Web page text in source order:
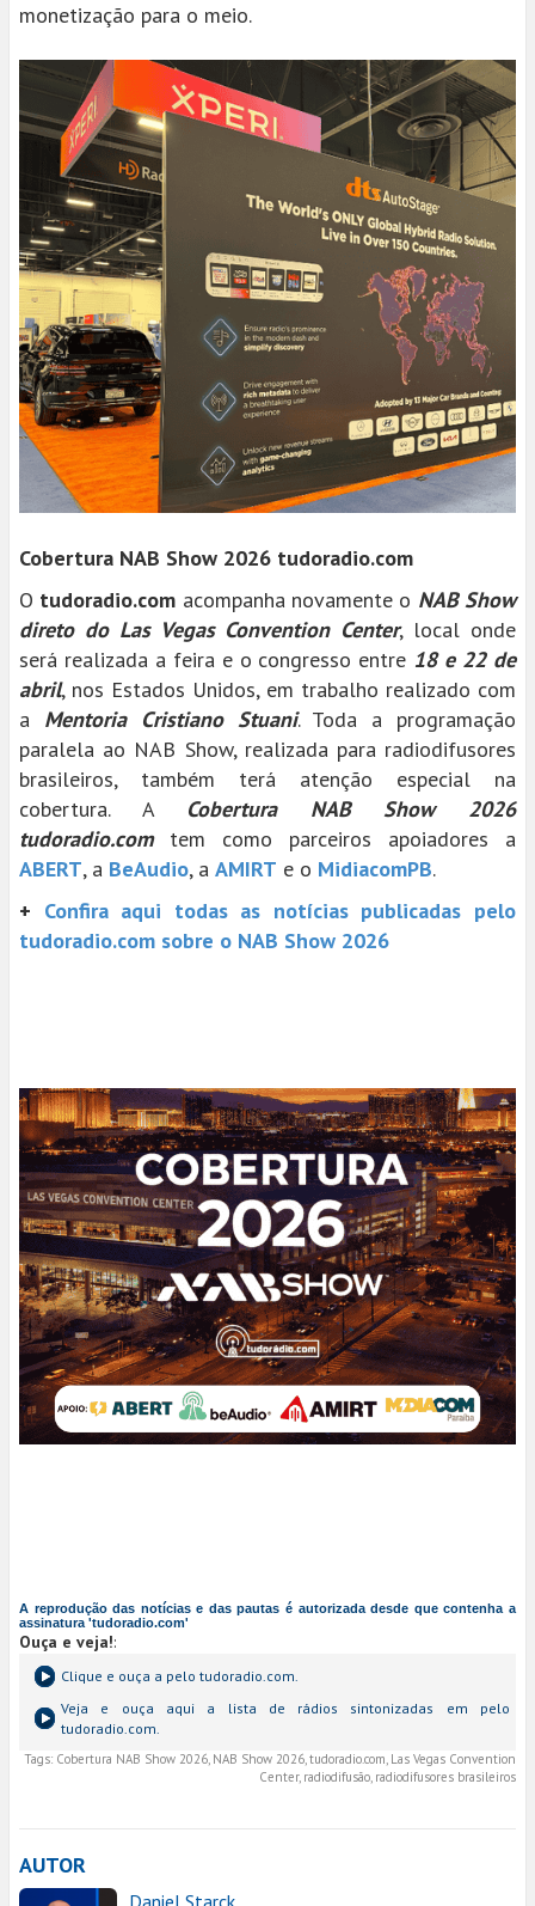
monetização para o meio.
Cobertura NAB Show 2026 tudoradio.com
O tudoradio.com acompanha novamente o NAB Show
direto do Las Vegas Convention Center, local onde
será realizada a feira e o congresso entre 18 e 22 de
abril, nos Estados Unidos, em trabalho realizado com
a Mentoria Cristiano Stuani. Toda a programação
paralela ao NAB Show, realizada para radiodifusores
brasileiros, também terá atenção especial na
cobertura. A Cobertura NAB Show 2026
tudoradio.comtem como parceiros apoiadores a
ABERT, a BeAudio, a AMIRT e o MidiacomPB.
+ Confira aqui todas as notícias publicadas pelo
tudoradio.com sobre o NAB Show 2026
A reprodução das notícias e das pautas é autorizada desde que contenha a
assinatura 'tudoradio.com'
Ouça e veja!:
Clique e ouça a pelo tudoradio.com.
Veja e ouça aqui a lista de rádios sintonizadas em pelo
tudoradio.com.
Tags: Cobertura NAB Show 2026, NAB Show 2026, tudoradio.com, Las Vegas Convention
Center, radiodifusão, radiodifusores brasileiros
AUTOR
Daniel Starck